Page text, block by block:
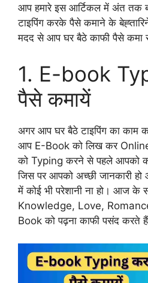
आप हमारे इस आर्टिकल में अंत तक
टाइपिंग करके पैसे कमाने के
मदद से आप घर बैठे काफी पैसे कमा
1. E-book
पैसे कमायें
अगर आप घर बैठे टाइपिंग का काम
आप E-Book को लिख कर
को Typing करने से पहले आपको
जिस पर आपको अच्छी जानकारी
में कोई भी परेशानी ना हो। आज के
Knowledge, Love,
Book को पढ़ना काफी पसंद करते